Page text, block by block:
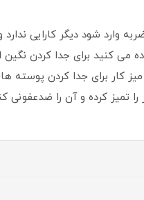
وارد شود دیگر کارایی
می کنید برای جدا کردن
کار برای جدا کردن پوسته
تمیز کرده و آن را ضدعفونی